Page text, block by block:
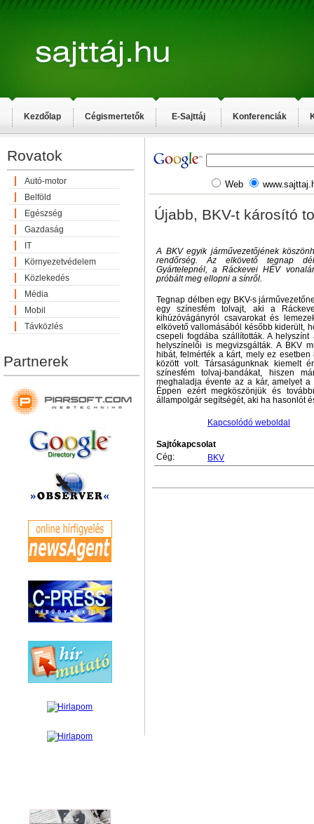
Kezdőlap Cégismertetők E-Sajttáj Konferenciák
Rovatok
Autó-motor
Belföld
Egészség
Gazdaság
IT
Környezetvédelem
Közlekedés
Média
Mobil
Távközlés
Partnerek
Web
Újabb, BKV-t károsító
A BKV egyik járművezetőjének
rendőrség. Az elkövető tegnap
Gyártelepnél, a Ráckevei HÉV
próbált meg ellopni a sínről.
Tegnap délben egy BKV-s
egy színesfém tolvajt, aki a
kihúzóvágányról csavarokat és
elkövető vallomásából később kiderült,
csepeli fogdába szállították. A
helyszínelői is megvizsgálták. A BKV
hibát, felmérték a kárt, mely ez
között volt. Társaságunknak kiemelt
színesfém tolvaj-bandákat, hiszen
meghaladja évente az a kár, amelyet
Éppen ezért megköszönjük és
állampolgár segítségét, aki ha hasonlót
Kapcsolódó weboldal
Sajtókapcsolat
Cég:
BKV